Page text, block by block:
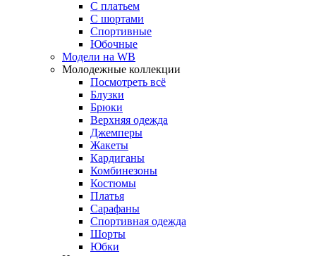
С платьем
С шортами
Спортивные
Юбочные
Модели на WB
Молодежные коллекции
Посмотреть всё
Блузки
Брюки
Верхняя одежда
Джемперы
Жакеты
Кардиганы
Комбинезоны
Костюмы
Платья
Сарафаны
Спортивная одежда
Шорты
Юбки